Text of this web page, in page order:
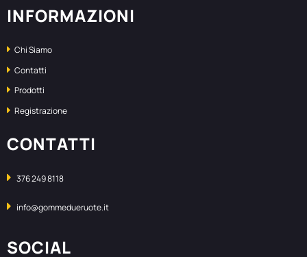
INFORMAZIONI
Chi Siamo
Contatti
Prodotti
Registrazione
CONTATTI
376 249 8118
info@gommedueruote.it
SOCIAL